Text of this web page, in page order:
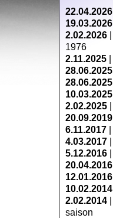
22.04.2026
19.03.2026
2.02.2026 |
1976
2.11.2025 |
28.06.2025
28.06.2025
10.03.2025
2.02.2025 |
20.09.2019
6.11.2017 |
4.03.2017 |
5.12.2016 |
20.04.2016
12.01.2016
10.02.2014
2.02.2014 |
saison